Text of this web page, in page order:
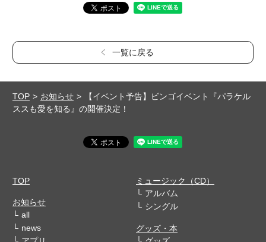
一覧に戻る
TOP お知らせ
【イベント予告】ビンゴイベント『パラケル
ススも愛を知る』の開催決定！
TOP
お知らせ
all
news
ミュージック（CD）
アルバム
シングル
グッズ・本